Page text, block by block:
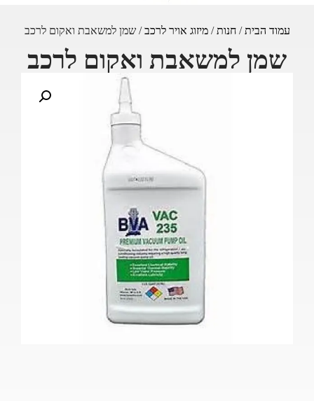
עמוד הבית/חנות/מיזוג אויר לרכב/ שמן למשאבת ואקום לרכב
שמן למשאבת ואקום לרכב